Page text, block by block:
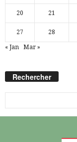
20 21
27 28
« Jan Mar »
Rechercher